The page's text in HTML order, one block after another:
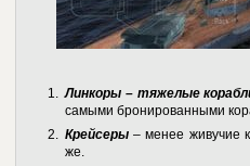
Линкоры – тяжелые
самыми бронированными
Крейсеры – менее живучие
же.